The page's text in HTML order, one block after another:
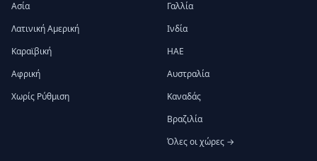
Ασία
Λατινική Αμερική
Καραϊβική
Αφρική
Χωρίς Ρύθμιση
Γαλλία
Ινδία
ΗΑΕ
Αυστραλία
Καναδάς
Βραζιλία
Όλες οι χώρες →